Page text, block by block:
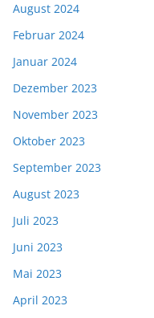
August 2024
Februar 2024
Januar 2024
Dezember 2023
November 2023
Oktober 2023
September 2023
August 2023
Juli 2023
Juni 2023
Mai 2023
April 2023